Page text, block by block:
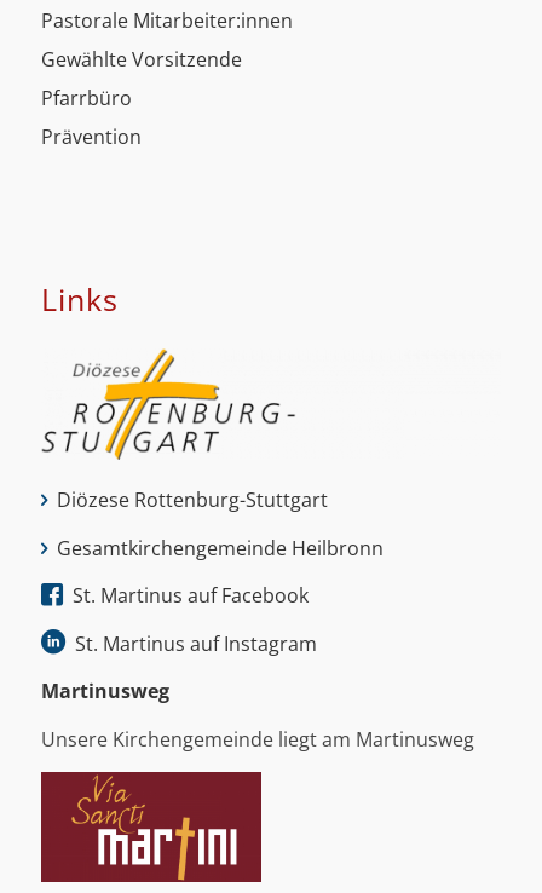
Pastorale Mitarbeiter:innen
Gewählte Vorsitzende
Pfarrbüro
Prävention
Links
Diözese Rottenburg-Stuttgart
Gesamtkirchengemeinde Heilbronn
St. Martinus auf Facebook
St. Martinus auf Instagram
Martinus­weg
Unsere Kirchengemeinde liegt am Martinusweg